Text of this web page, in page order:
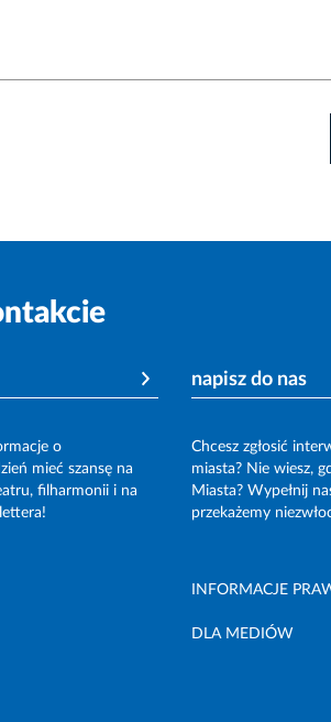
o
mieć szansę na
filharmonii i na
napisz do nas
Chcesz zgłosić
miasta? Nie wiesz,
Miasta? Wypełnij
przekażemy
INFORMACJE
DLA MEDIÓW